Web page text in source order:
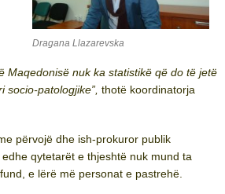
Dragana Llazarevska
Maqedonisë nuk ka statistikë që do të jetë
socio-patologjike”, thotë koordinatorja
përvojë dhe ish-prokuror publik
qytetarët e thjeshtë nuk mund ta
e lërë më personat e pastrehë.